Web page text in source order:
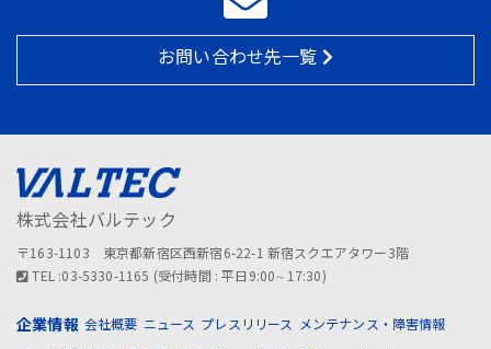
お問い合わせ先一覧
株式会社バルテック
〒163-1103 東京都新宿区西新宿6-22-1 新宿スクエアタワー3階
TEL :03-5330-1165 (受付時間 : 平日9:00∼17:30)
企業情報 会社概要 ニュース プレスリリース
メンテナンス・障害情報